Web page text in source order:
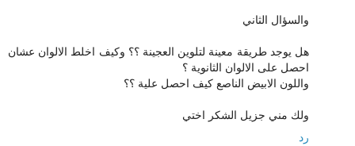
والسؤال الثاني
هل يوجد طريقة معينة لتلوين العجينة ؟؟ وكيف اخلط الالوان عشان
احصل على الالوان الثانوية ؟
واللون الابيض الناصع كيف احصل علية ؟؟
ولك مني جزيل الشكر اختي
رد